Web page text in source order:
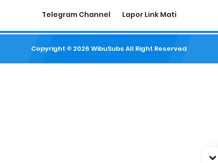
Telegram Channel Lapor Link Mati
Copyright © 2026 WibuSubs All Right Reserved